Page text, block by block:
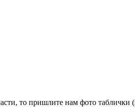
то пришлите нам фото таблички